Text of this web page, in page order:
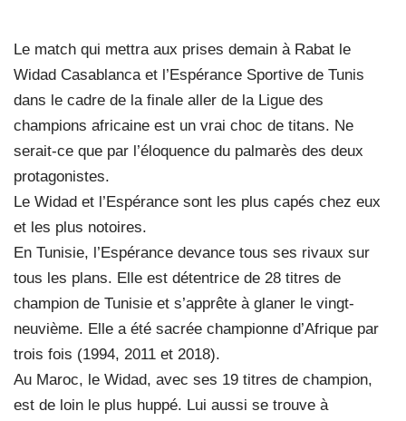
Le match qui mettra aux prises demain à Rabat le
Widad Casablanca et l’Espérance Sportive de Tunis
dans le cadre de la finale aller de la Ligue des
champions africaine est un vrai choc de titans. Ne
serait-ce que par l’éloquence du palmarès des deux
protagonistes.
Le Widad et l’Espérance sont les plus capés chez eux
et les plus notoires.
En Tunisie, l’Espérance devance tous ses rivaux sur
tous les plans. Elle est détentrice de 28 titres de
champion de Tunisie et s’apprête à glaner le vingt-
neuvième. Elle a été sacrée championne d’Afrique par
trois fois (1994, 2011 et 2018).
Au Maroc, le Widad, avec ses 19 titres de champion,
est de loin le plus huppé. Lui aussi se trouve à